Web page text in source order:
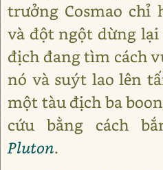
trưởng Cosmao chỉ
và đột ngột dừng
địch đang tìm cách
nó và suýt lao lên
một tàu địch ba
cứu bằng cách
Pluton.